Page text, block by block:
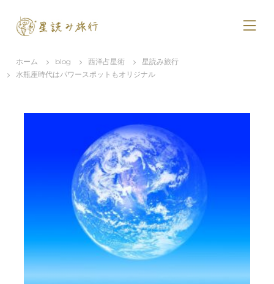
ホーム blog 西洋占星術
星読み旅行
水瓶座時代はパワースポットもオリジナル